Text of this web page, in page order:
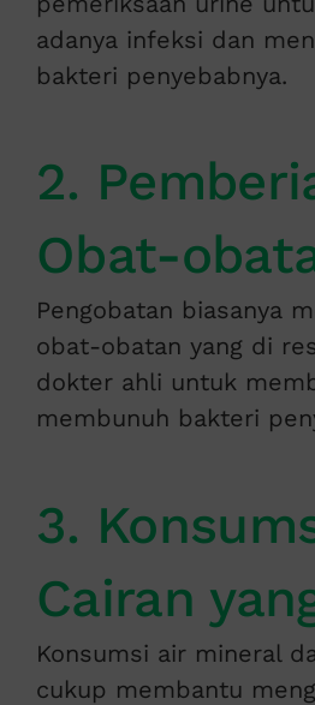
adanya infeksi dan
bakteri penyebabnya.
2.
Obat-
Pengobatan biasanya
obat-obatan yang di
dokter ahli untuk
membunuh bakteri
3.
Cairan
Konsumsi air mineral
cukup membantu